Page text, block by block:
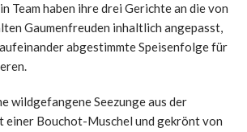
Team haben ihre drei Gerichte an die von
Gaumenfreuden inhaltlich angepasst,
abgestimmte Speisenfolge für
wildgefangene Seezunge aus der
einer Bouchot-Muschel und gekrönt von